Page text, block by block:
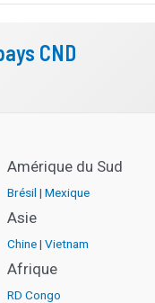
CND
Amérique du Sud
Brésil | Mexique
Asie
Chine| Vietnam
Afrique
RD Congo